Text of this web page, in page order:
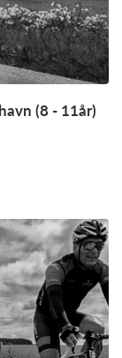
(8 - 11år)